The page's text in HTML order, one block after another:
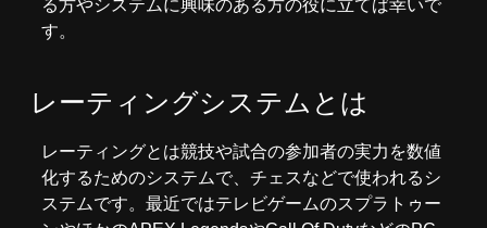
る方やシステムに興味のある方の役に立てば幸いで
す。
レーティングシステムとは
レーティングとは競技や試合の参加者の実力を数値
化するためのシステムで、チェスなどで使われるシ
ステムです。最近ではテレビゲームのスプラトゥー